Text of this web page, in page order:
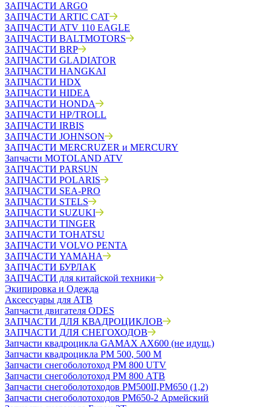
ЗАПЧАСТИ ARGO
ЗАПЧАСТИ ARTIC CAT
ЗАПЧАСТИ ATV 110 EAGLE
ЗАПЧАСТИ BALTMOTORS
ЗАПЧАСТИ BRP
ЗАПЧАСТИ GLADIATOR
ЗАПЧАСТИ HANGKAI
ЗАПЧАСТИ HDX
ЗАПЧАСТИ HIDEA
ЗАПЧАСТИ HONDA
ЗАПЧАСТИ HP/TROLL
ЗАПЧАСТИ IRBIS
ЗАПЧАСТИ JOHNSON
ЗАПЧАСТИ MERCRUZER и MERCURY
Запчасти MOTOLAND ATV
ЗАПЧАСТИ PARSUN
ЗАПЧАСТИ POLARIS
ЗАПЧАСТИ SEA-PRO
ЗАПЧАСТИ STELS
ЗАПЧАСТИ SUZUKI
ЗАПЧАСТИ TINGER
ЗАПЧАСТИ TOHATSU
ЗАПЧАСТИ VOLVO PENTA
ЗАПЧАСТИ YAMAHA
ЗАПЧАСТИ БУРЛАК
ЗАПЧАСТИ для китайской техники
Экипировка и Одежда
Аксессуары для АТВ
Запчасти двигателя ODES
ЗАПЧАСТИ ДЛЯ КВАДРОЦИКЛОВ
ЗАПЧАСТИ ДЛЯ СНЕГОХОДОВ
Запчасти квадроцикла GAMAX AX600 (не идущ.)
Запчасти квадроцикла РМ 500, 500 М
Запчасти снегоболотоход РМ 800 UTV
Запчасти снегоболотоход РМ 800 АТВ
Запчасти снегоболотоходов РМ500II,РМ650 (1,2)
Запчасти снегоболотоходов РМ650-2 Армейский